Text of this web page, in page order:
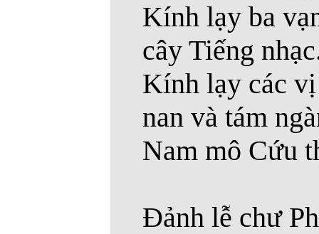
Kính lạy ba
cây Tiếng
Kính lạy các
nan và tám
Nam mô Cứu
Ðảnh lễ chư